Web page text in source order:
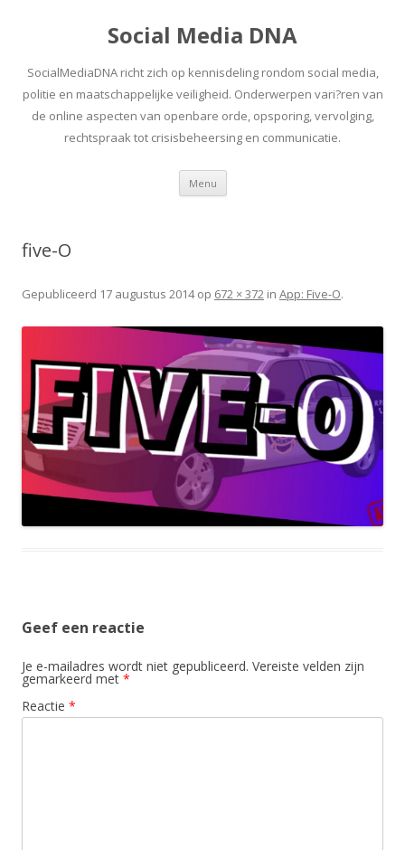
Social Media DNA
SocialMediaDNA richt zich op kennisdeling rondom social media,
politie en maatschappelijke veiligheid. Onderwerpen vari?ren van
de online aspecten van openbare orde, opsporing, vervolging,
rechtspraak tot crisisbeheersing en communicatie.
Menu Spring
inhoud
five-O
Gepubliceerd 17 augustus 2014op 672 × 372 in App: Five-O.
Geef een reactie
Je e-mailadres wordt niet gepubliceerd. Vereiste velden zijn
gemarkeerd met *
Reactie *